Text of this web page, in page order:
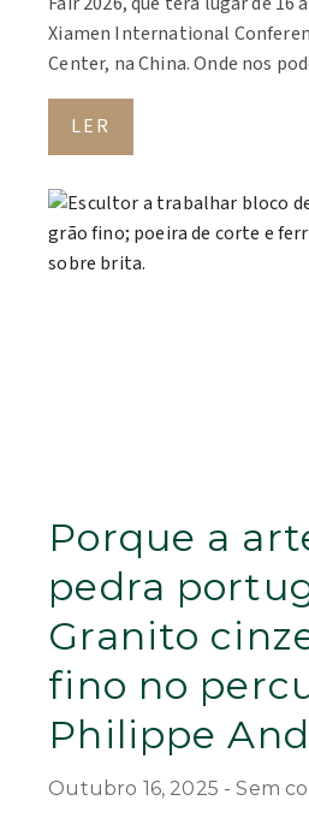
Xiamen International
Center, na China. Onde nos
LER
Porque a
pedra
Granito
fino no
Philippe
Outubro 16, 2025 Sem